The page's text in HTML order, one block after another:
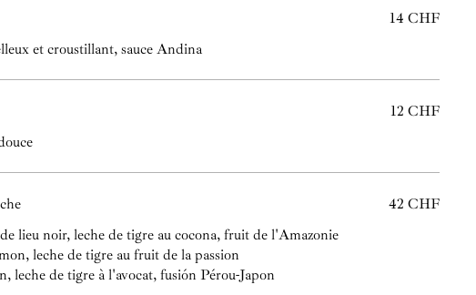
et croustillant, sauce Andina
14 CHF
12 CHF
lieu noir, leche de tigre au cocona, fruit de l'Amazonie
leche de tigre au fruit de la passion
leche de tigre à l'avocat, fusión Pérou-Japon
42 CHF